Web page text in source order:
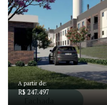
A partir de:
R$ 247.497